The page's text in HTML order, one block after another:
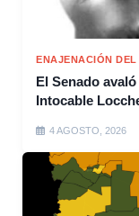
ENAJENACIÓN DEL
El Senado
Intocable
4 AGOSTO, 2026